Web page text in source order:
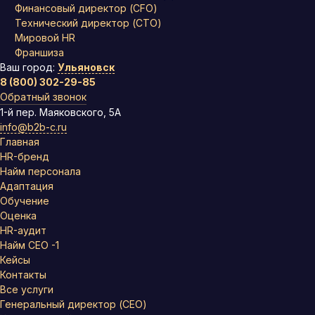
Финансовый директор (CFO)
Технический директор (CTO)
Мировой HR
Франшиза
Ваш город: Ульяновск
8 (800) 302-29-85
Обратный звонок
1-й пер. Маяковского, 5А
info@b2b-c.ru
Главная
HR-бренд
Найм персонала
Адаптация
Обучение
Оценка
HR-аудит
Найм СЕО -1
Кейсы
Контакты
Все услуги
Генеральный директор (CEO)